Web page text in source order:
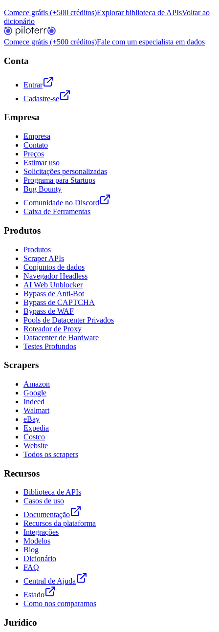
Comece grátis (+500 créditos)Explorar biblioteca de APIsVoltar ao
dicionário
Comece grátis (+500 créditos)Fale com um especialista em dados
Conta
Entrar
Cadastre-se
Empresa
Empresa
Contato
Preços
Estimar uso
Solicitações personalizadas
Programa para Startups
Bug Bounty
Comunidade no Discord
Caixa de Ferramentas
Produtos
Produtos
Scraper APIs
Conjuntos de dados
Navegador Headless
AI Web Unblocker
Bypass de Anti-Bot
Bypass de CAPTCHA
Bypass de WAF
Pools de Datacenter Privados
Roteador de Proxy
Datacenter de Hardware
Testes Profundos
Scrapers
Amazon
Google
Indeed
Walmart
eBay
Expedia
Costco
Website
Todos os scrapers
Recursos
Biblioteca de APIs
Casos de uso
Documentação
Recursos da plataforma
Integrações
Modelos
Blog
Dicionário
FAQ
Central de Ajuda
Estado
Como nos comparamos
Jurídico